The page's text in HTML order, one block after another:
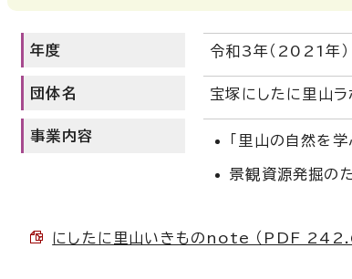
年度 令和3年（2021年）
団体名 宝塚にしたに里山ラ
事業内容 「里山の自然を
景観資源発掘の
にしたに里山いきものnote （PDF